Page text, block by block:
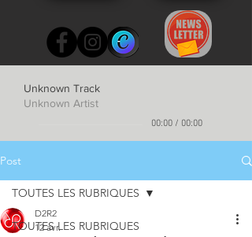
Unknown Track
Unknown Artist
00:00/ 00:00
Post
TOUTES LES RUBRIQUES
TOUTES LES RUBRIQUES
D2R2
12 avr.